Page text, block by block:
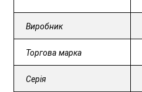
Виробник
Торгова марка
Серія